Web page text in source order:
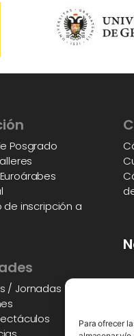
Para ofrecer
Posgrado
de inscripción a
/ Jornadas